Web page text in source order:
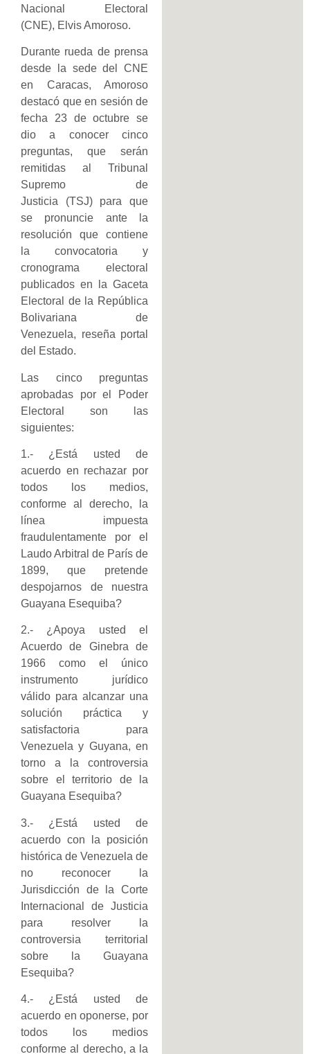
Nacional Electoral
(CNE), Elvis Amoroso.
Durante rueda de prensa
desde la sede del CNE
en Caracas, Amoroso
destacó que en sesión de
fecha 23 de octubre se
dio a conocer cinco
preguntas, que serán
remitidas al Tribunal
Supremo de
Justicia (TSJ) para que
se pronuncie ante la
resolución que contiene
la convocatoria y
cronograma electoral
publicados en la Gaceta
Electoral de la República
Bolivariana de
Venezuela, reseña portal
del Estado.
Las cinco preguntas
aprobadas por el Poder
Electoral son las
siguientes:
1.- ¿Está usted de
acuerdo en rechazar por
todos los medios,
conforme al derecho, la
línea impuesta
fraudulentamente por el
Laudo Arbitral de París de
1899, que pretende
despojarnos de nuestra
Guayana Esequiba?
2.- ¿Apoya usted el
Acuerdo de Ginebra de
1966 como el único
instrumento jurídico
válido para alcanzar una
solución práctica y
satisfactoria para
Venezuela y Guyana, en
torno a la controversia
sobre el territorio de la
Guayana Esequiba?
3.- ¿Está usted de
acuerdo con la posición
histórica de Venezuela de
no reconocer la
Jurisdicción de la Corte
Internacional de Justicia
para resolver la
controversia territorial
sobre la Guayana
Esequiba?
4.- ¿Está usted de
acuerdo en oponerse, por
todos los medios
conforme al derecho, a la